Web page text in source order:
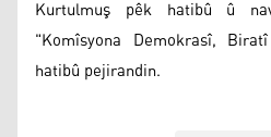
Kurtulmuş pêk hatibû û
"Komîsyona Demokrasî,
hatibû pejirandin.